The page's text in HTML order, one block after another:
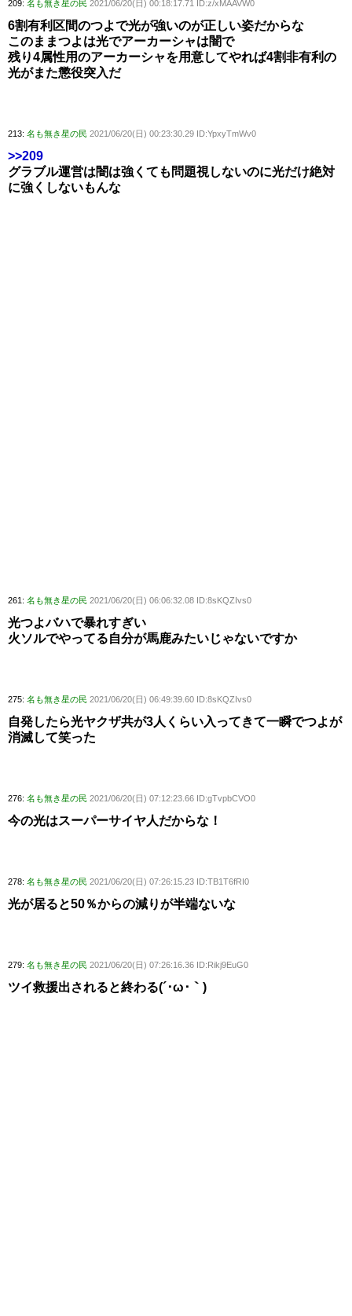
209: 名も無き星の民 2021/06/20(日) 00:18:17.71 ID:z/xMAAVW0
6割有利区間のつよで光が強いのが正しい姿だからな
このままつよは光でアーカーシャは闇で
残り4属性用のアーカーシャを用意してやれば4割非有利の
光がまた懲役突入だ
213: 名も無き星の民 2021/06/20(日) 00:23:30.29 ID:YpxyTmWv0
>>209
グラブル運営は闇は強くても問題視しないのに光だけ絶対
に強くしないもんな
261: 名も無き星の民 2021/06/20(日) 06:06:32.08 ID:8sKQZIvs0
光つよバハで暴れすぎい
火ソルでやってる自分が馬鹿みたいじゃないですか
275: 名も無き星の民 2021/06/20(日) 06:49:39.60 ID:8sKQZIvs0
自発したら光ヤクザ共が3人くらい入ってきて一瞬でつよが
消滅して笑った
276: 名も無き星の民 2021/06/20(日) 07:12:23.66 ID:gTvpbCVO0
今の光はスーパーサイヤ人だからな！
278: 名も無き星の民 2021/06/20(日) 07:26:15.23 ID:TB1T6fRI0
光が居ると50％からの減りが半端ないな
279: 名も無き星の民 2021/06/20(日) 07:26:16.36 ID:Rikj9EuG0
ツイ救援出されると終わる(´･ω･｀)